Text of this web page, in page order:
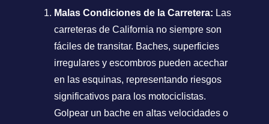
Malas Condiciones de la Carretera: Las
carreteras de California no siempre son
fáciles de transitar. Baches, superficies
irregulares y escombros pueden acechar
en las esquinas, representando riesgos
significativos para los motociclistas.
Golpear un bache en altas velocidades o